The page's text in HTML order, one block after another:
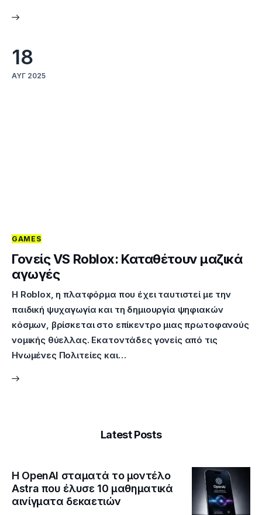
18
ΑΥΓ 2025
GAMES
Γονείς VS Roblox: Καταθέτουν μαζικά
αγωγές
Η Roblox, η πλατφόρμα που έχει ταυτιστεί με την
παιδική ψυχαγωγία και τη δημιουργία ψηφιακών
κόσμων, βρίσκεται στο επίκεντρο μιας πρωτοφανούς
νομικής θύελλας. Εκατοντάδες γονείς από τις
Ηνωμένες Πολιτείες και…
Latest Posts
Η OpenAI σταματά το μοντέλο
Astra που έλυσε 10 μαθηματικά
αινίγματα δεκαετιών